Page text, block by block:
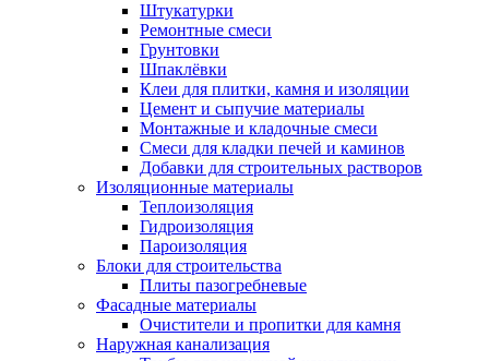
Штукатурки
Ремонтные смеси
Грунтовки
Шпаклёвки
Клеи для плитки, камня и изоляции
Цемент и сыпучие материалы
Монтажные и кладочные смеси
Смеси для кладки печей и каминов
Добавки для строительных растворов
Изоляционные материалы
Теплоизоляция
Гидроизоляция
Пароизоляция
Блоки для строительства
Плиты пазогребневые
Фасадные материалы
Очистители и пропитки для камня
Наружная канализация